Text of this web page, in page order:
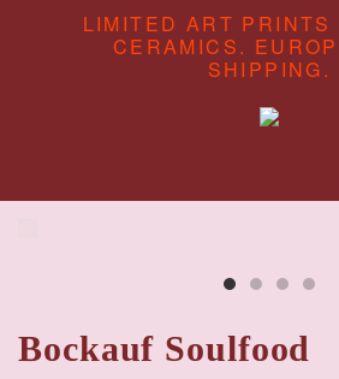
LIMITED ART PRINTS
CERAMICS.
SHIPPING.
CONTENT
Bockauf Soulfood